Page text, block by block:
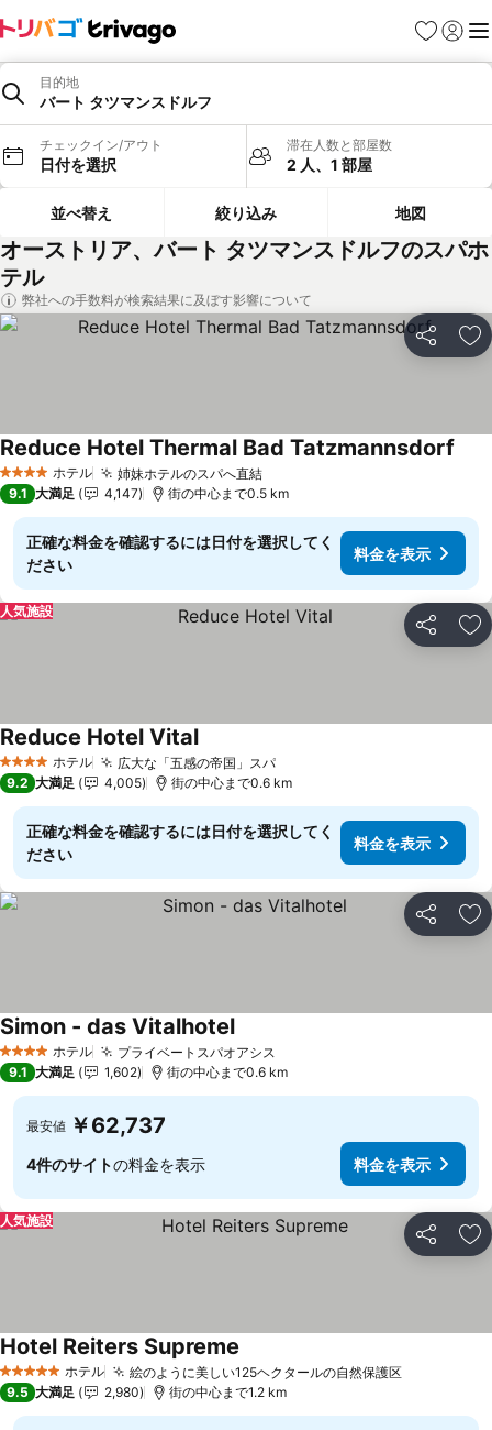
お気に入り
ログイ
メ
目的地
バート タツマンスドルフ
チェックイン/アウト
日付を選択
滞在人数と部屋数
2 人、1 部屋
並べ替え 絞り込み 地図
オーストリア、バート タツマンスドルフのスパホ
テル
弊社への手数料が検索結果に及ぼす影響について
シェア お
4 ホテルのランク
ホテル 姉妹ホテルのスパへ直結
Reduce Hotel Thermal Bad Tatzmannsdorf
9.1 大満足 4,147 街の中心まで0.5 km
正確な料金を確認するには日付を選択してく
ださい
料金を表示
シェア お
人気施設
4 ホテルのランク
ホテル 広大な「五感の帝国」スパ
Reduce Hotel Vital
9.2 大満足 4,005 街の中心まで0.6 km
正確な料金を確認するには日付を選択してく
ださい
料金を表示
シェア お
4 ホテルのランク
ホテル プライベートスパオアシス
Simon - das Vitalhotel
9.1 大満足 1,602 街の中心まで0.6 km
最安値 ￥62,737
4件のサイトの料金を表示 料金を表示
シェア お
人気施設
5 ホテルのランク
ホテル 絵のように美しい125ヘクタールの自然保護区
Hotel Reiters Supreme
9.5 大満足 2,980 街の中心まで1.2 km